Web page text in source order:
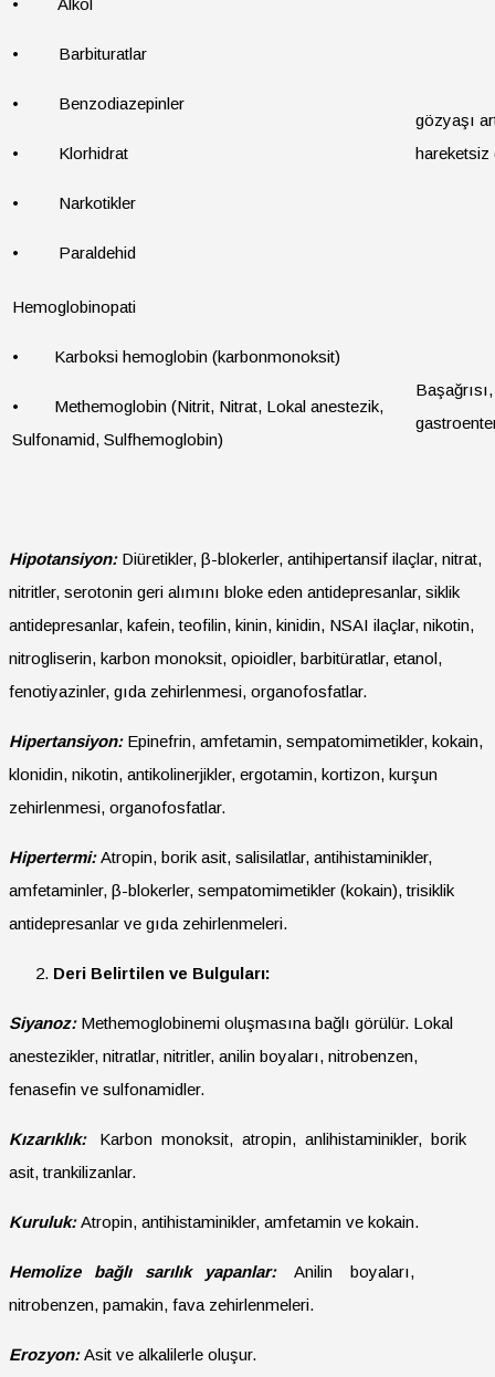
• Barbituratlar
• Benzodiazepinler
• Klorhidrat
• Narkotikler
• Paraldehid
gözyaşı
hareketsiz
Hemoglobinopati
• Karboksi hemoglobin (karbonmonoksit)
• Methemoglobin (Nitrit, Nitrat, Lokal anestezik,
Sulfonamid, Sulfhemoglobin)
Hipotansiyon: Diüretikler, β-blokerler, antihipertansif ilaçlar, nitrat,
nitritler, serotonin geri alımını bloke eden antidepresanlar, siklik
antidepresanlar, kafein, teofilin, kinin, kinidin, NSAI ilaçlar, nikotin,
nitrogliserin, karbon monoksit, opioidler, barbitüratlar, etanol,
fenotiyazinler, gıda zehirlenmesi, organofosfatlar.
Hipertansiyon: Epinefrin, amfetamin, sempatomimetikler, kokain,
klonidin, nikotin, antikolinerjikler, ergotamin, kortizon, kurşun
zehirlenmesi, organofosfatlar.
Hipertermi: Atropin, borik asit, salisilatlar, antihistaminikler,
amfetaminler, β-blokerler, sempatomimetikler (kokain), trisiklik
antidepresanlar ve gıda zehirlenmeleri.
Deri Belirtilen ve Bulguları:
Siyanoz: Methemoglobinemi oluşmasına bağlı görülür. Lokal
anestezikler, nitratlar, nitritler, anilin boyaları, nitrobenzen,
fenasefin ve sulfonamidler.
Kızarıklık:
Karbon monoksit, atropin, anlihistaminikler, borik
asit, trankilizanlar.
Kuruluk: Atropin, antihistaminikler, amfetamin ve kokain.
Hemolize bağlı sarılık yapanlar:
Anilin boyaları,
nitrobenzen, pamakin, fava zehirlenmeleri.
Erozyon: Asit ve alkalilerle oluşur.